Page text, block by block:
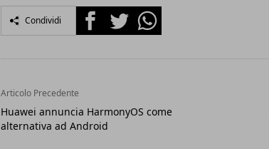
Condividi FacebookTwitterWhatsapp
Articolo Precedente
Huawei annuncia HarmonyOS come
alternativa ad Android